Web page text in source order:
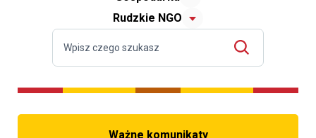
Rudzkie NGO
Ważne komunikaty